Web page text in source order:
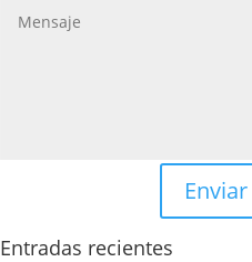
Enviar
Entradas recientes